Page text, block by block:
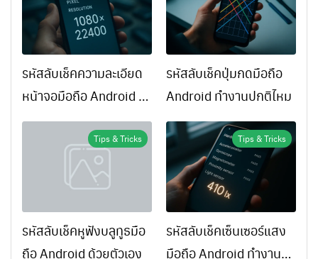
รหัสลับเช็คความละเอียด
หน้าจอมือถือ Android ทำ
ยังไง
รหัสลับเช็คปุ่มกดมือถือ
Android ทำงานปกติไหม
Tips & Tricks
รหัสลับเช็คหูฟังบลูทูธมือ
ถือ Android ด้วยตัวเอง
Tips & Tricks
รหัสลับเช็คเซ็นเซอร์แสง
มือถือ Android ทำงาน